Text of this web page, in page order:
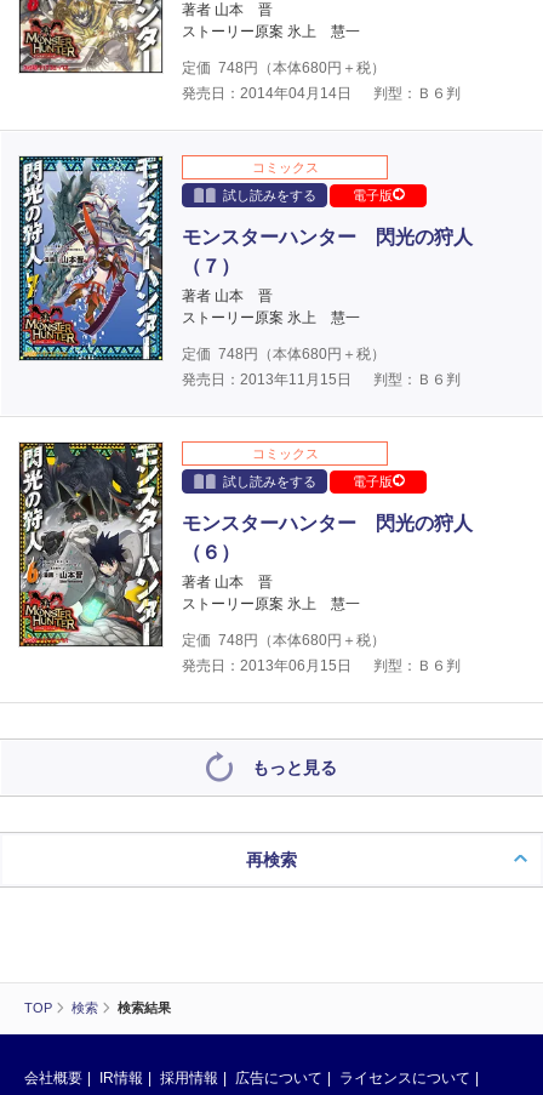
TOP 検索 検索結果
著者 山本 晋
ストーリー原案 氷上 慧一
定価 748 円（本体680円＋税）
発売日：2014年04月14日
判型：Ｂ６判
コミックス
試し読みをする
電子版
モンスターハンター 閃光の狩人
（７）
著者 山本 晋
ストーリー原案 氷上 慧一
定価 748 円（本体680円＋税）
発売日：2013年11月15日
判型：Ｂ６判
コミックス
試し読みをする
電子版
モンスターハンター 閃光の狩人
（６）
著者 山本 晋
ストーリー原案 氷上 慧一
定価 748 円（本体680円＋税）
発売日：2013年06月15日
判型：Ｂ６判
もっと見る
再検索
会社概要 IR情報 採用情報 広告について ライセンスについて